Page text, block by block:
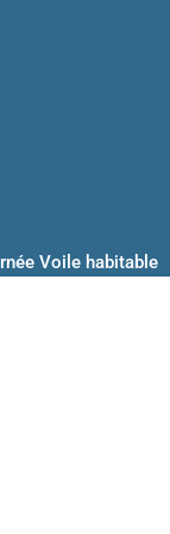
Voile habitable